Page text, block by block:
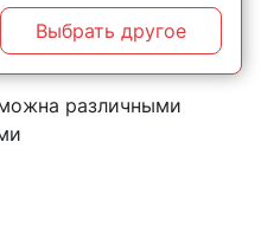
в
различными
Выбрать другое